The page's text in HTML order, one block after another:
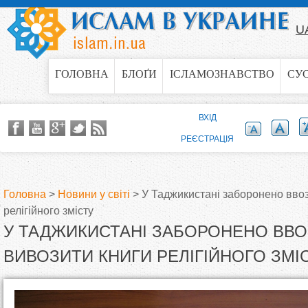
Jump to navigation
ГОЛОВНА БЛОҐИ ІСЛАМОЗНАВСТВО
В
и
є
Головна > Новини у світі > У Таджикистані заборонено
релігійного змісту
У ТАДЖИКИСТАНІ ЗАБОРОНЕНО
ВИВОЗИТИ КНИГИ РЕЛІГІЙНОГО
ВХІД
РЕЄСТРАЦІЯ